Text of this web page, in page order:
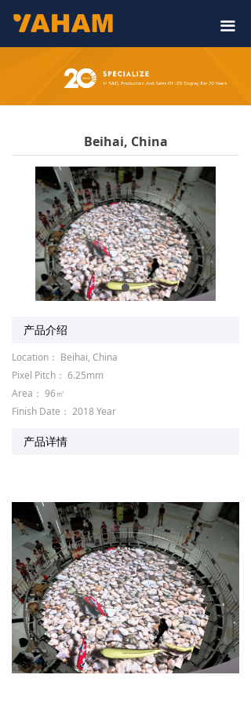
끀
产品介绍
Location： Beihai, China
Pixel Pitch： 6.25mm
Area： 96㎡
Finish Date： 2018 Year
Beihai, China
产品详情